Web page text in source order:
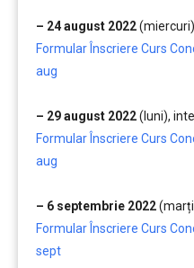
– 24 august 2022
Formular Înscriere Curs
aug
– 29 august 2022(luni),
Formular Înscriere Curs
aug
– 6 septembrie 2022
Formular Înscriere Curs
sept